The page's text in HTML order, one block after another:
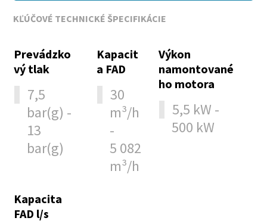
10 krokov k ekologickej a efektívnejšej výrobe
stlačeného vzduchu
KĽÚČOVÉ TECHNICKÉ ŠPECIFIKÁCIE
Prevádzko
vý tlak
7,5
bar(g) -
13
bar(g)
Kapacit
a FAD
30
m³/h
-
5 082
m³/h
Výkon
namontované
ho motora
5,5 kW -
500 kW
Kapacita
FAD l/s